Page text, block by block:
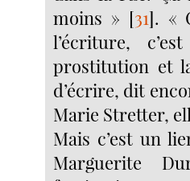
moins » [31]. «
l’écriture,
prostitution et
d’écrire, dit
Marie Stretter,
Mais c’est un
Marguerite